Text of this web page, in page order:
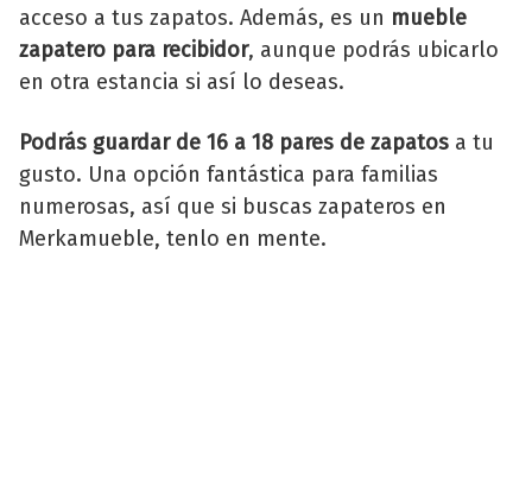
acceso a tus zapatos. Además, es un mueble
zapatero para recibidor, aunque podrás ubicarlo
en otra estancia si así lo deseas.
Podrás guardar de 16 a 18 pares de zapatos a tu
gusto. Una opción fantástica para familias
numerosas, así que si buscas zapateros en
Merkamueble, tenlo en mente.